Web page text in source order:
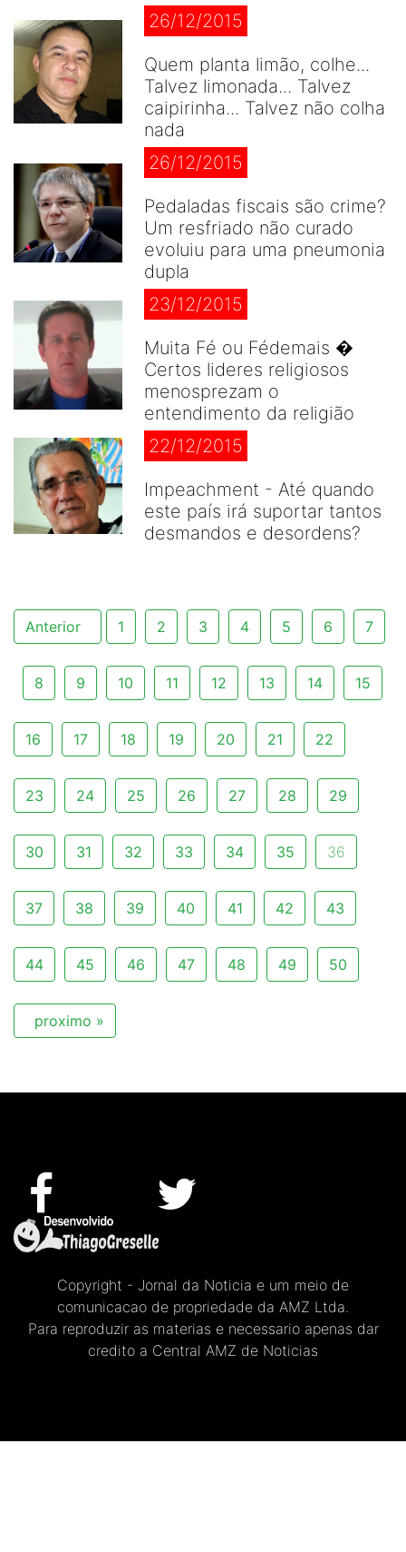
26/12/2015
Quem planta limão, colhe...
Talvez limonada... Talvez
caipirinha... Talvez não colha
nada
26/12/2015
Pedaladas fiscais são crime?
Um resfriado não curado
evoluiu para uma pneumonia
dupla
23/12/2015
Muita Fé ou Fédemais �
Certos lideres religiosos
menosprezam o
entendimento da religião
22/12/2015
Impeachment - Até quando
este país irá suportar tantos
desmandos e desordens?
Anterior 1 2 3 4 5 6 7
8 9 10 11 12 13 14 15
16 17 18 19 20 21 22
23 24 25 26 27 28 29
30 31 32 33 34 35 36
37 38 39 40 41 42 43
44 45 46 47 48 49 50
proximo »
Copyright - Jornal da Noticia e um meio de
comunicacao de propriedade da AMZ Ltda.
Para reproduzir as materias e necessario apenas dar
credito a Central AMZ de Noticias